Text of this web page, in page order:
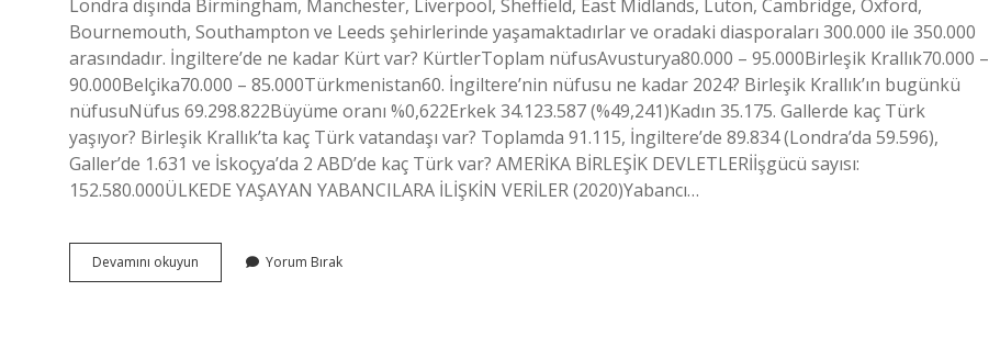
Londra dışında Birmingham, Manchester, Liverpool, Sheffield, East Midlands, Luton, Cambridge, Oxford,
Bournemouth, Southampton ve Leeds şehirlerinde yaşamaktadırlar ve oradaki diasporaları 300.000 ile 350.000
arasındadır. İngiltere’de ne kadar Kürt var? KürtlerToplam nüfusAvusturya80.000 – 95.000Birleşik Krallık70.000 –
90.000Belçika70.000 – 85.000Türkmenistan60. İngiltere’nin nüfusu ne kadar 2024? Birleşik Krallık’ın bugünkü
nüfusuNüfus 69.298.822Büyüme oranı %0,622Erkek 34.123.587 (%49,241)Kadın 35.175. Gallerde kaç Türk
yaşıyor? Birleşik Krallık’ta kaç Türk vatandaşı var? Toplamda 91.115, İngiltere’de 89.834 (Londra’da 59.596),
Galler’de 1.631 ve İskoçya’da 2 ABD’de kaç Türk var? AMERİKA BİRLEŞİK DEVLETLERİİşgücü sayısı:
152.580.000ÜLKEDE YAŞAYAN YABANCILARA İLİŞKİN VERİLER (2020)Yabancı…
Devamını okuyun Ingilterede
Ne
Yorum Bırak